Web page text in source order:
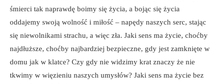
śmierci tak naprawdę boimy się życia, a bojąc się życia
oddajemy swoją wolność i miłość – napędy naszych serc, stając
się niewolnikami strachu, a więc zła. Jaki sens ma życie, choćby
najdłuższe, choćby najbardziej bezpieczne, gdy jest zamknięte w
domu jak w klatce? Czy gdy nie widzimy krat znaczy że nie
tkwimy w więzieniu naszych umysłów? Jaki sens ma życie bez